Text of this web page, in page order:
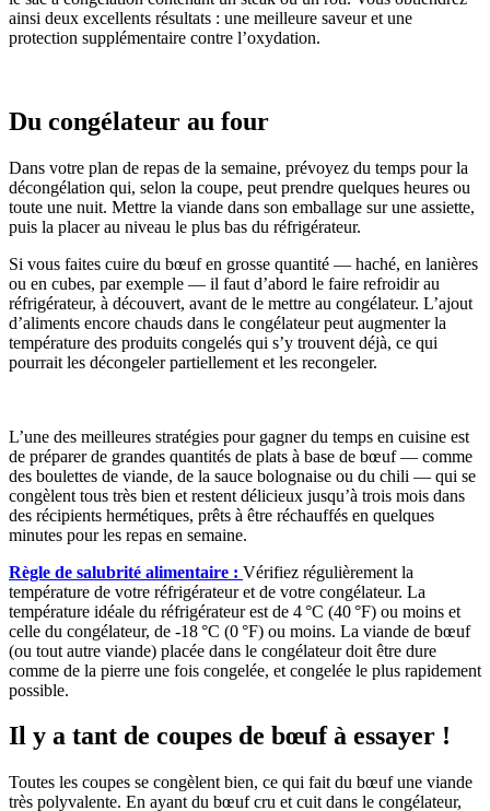
ainsi deux excellents résultats : une meilleure saveur et une
protection supplémentaire contre l’oxydation.
Du congélateur au four
Dans votre plan de repas de la semaine, prévoyez du temps pour la
décongélation qui, selon la coupe, peut prendre quelques heures ou
toute une nuit. Mettre la viande dans son emballage sur une assiette,
puis la placer au niveau le plus bas du réfrigérateur.
Si vous faites cuire du bœuf en grosse quantité — haché, en lanières
ou en cubes, par exemple — il faut d’abord le faire refroidir au
réfrigérateur, à découvert, avant de le mettre au congélateur. L’ajout
d’aliments encore chauds dans le congélateur peut augmenter la
température des produits congelés qui s’y trouvent déjà, ce qui
pourrait les décongeler partiellement et les recongeler.
L’une des meilleures stratégies pour gagner du temps en cuisine est
de préparer de grandes quantités de plats à base de bœuf — comme
des boulettes de viande, de la sauce bolognaise ou du chili — qui se
congèlent tous très bien et restent délicieux jusqu’à trois mois dans
des récipients hermétiques, prêts à être réchauffés en quelques
minutes pour les repas en semaine.
Règle de salubrité alimentaire : Vérifiez régulièrement la
température de votre réfrigérateur et de votre congélateur. La
température idéale du réfrigérateur est de 4 °C (40 °F) ou moins et
celle du congélateur, de -18 °C (0 °F) ou moins. La viande de bœuf
(ou tout autre viande) placée dans le congélateur doit être dure
comme de la pierre une fois congelée, et congelée le plus rapidement
possible.
Il y a tant de coupes de bœuf à essayer !
Toutes les coupes se congèlent bien, ce qui fait du bœuf une viande
très polyvalente. En ayant du bœuf cru et cuit dans le congélateur,